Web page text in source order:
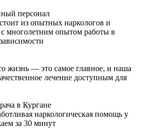
персонал
из опытных наркологов и
с многолетним опытом работы в
жизнь — это самое главное, и наша
лечение доступным для
в Кургане
наркологическая помощь у
за 30 минут